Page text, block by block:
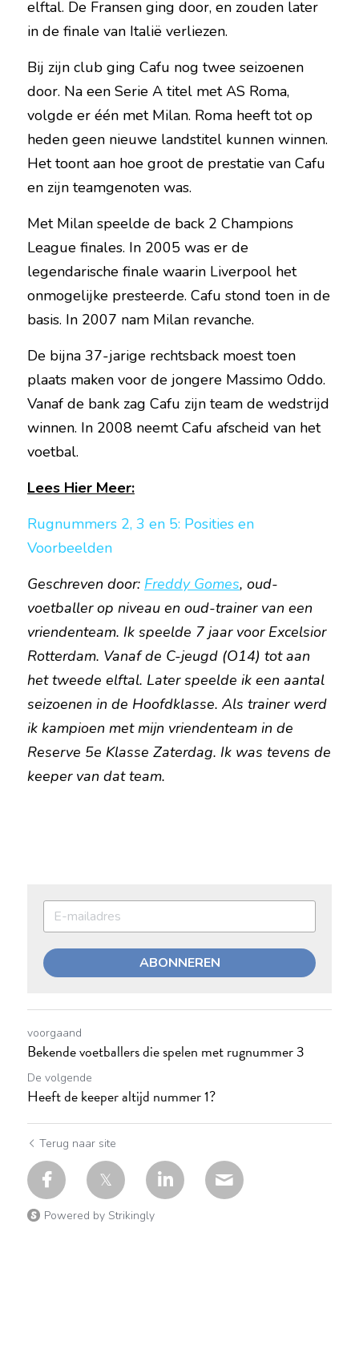
elftal. De Fransen ging door, en zouden later
in de finale van Italië verliezen.
Bij zijn club ging Cafu nog twee seizoenen
door. Na een Serie A titel met AS Roma,
volgde er één met Milan. Roma heeft tot op
heden geen nieuwe landstitel kunnen winnen.
Het toont aan hoe groot de prestatie van Cafu
en zijn teamgenoten was.
Met Milan speelde de back 2 Champions
League finales. In 2005 was er de
legendarische finale waarin Liverpool het
onmogelijke presteerde. Cafu stond toen in de
basis. In 2007 nam Milan revanche.
De bijna 37-jarige rechtsback moest toen
plaats maken voor de jongere Massimo Oddo.
Vanaf de bank zag Cafu zijn team de wedstrijd
winnen. In 2008 neemt Cafu afscheid van het
voetbal.
Lees Hier Meer:
Rugnummers 2, 3 en 5: Posities en
Voorbeelden
Geschreven door: Freddy Gomes, oud-
voetballer op niveau en oud-trainer van een
vriendenteam. Ik speelde 7 jaar voor Excelsior
Rotterdam. Vanaf de C-jeugd (O14) tot aan
het tweede elftal. Later speelde ik een aantal
seizoenen in de Hoofdklasse. Als trainer werd
ik kampioen met mijn vriendenteam in de
Reserve 5e Klasse Zaterdag. Ik was tevens de
keeper van dat team.
ABONNEREN
voorgaand
Bekende voetballers die spelen met rugnummer 3
De volgende
Heeft de keeper altijd nummer 1?
Terug naar site
Powered by Strikingly